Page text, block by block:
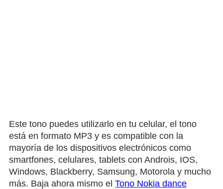
Este tono puedes utilizarlo en tu celular, el tono
está en formato MP3 y es compatible con la
mayoría de los dispositivos electrónicos como
smartfones, celulares, tablets con Androis, IOS,
Windows, Blackberry, Samsung, Motorola y mucho
más. Baja ahora mismo el Tono Nokia dance